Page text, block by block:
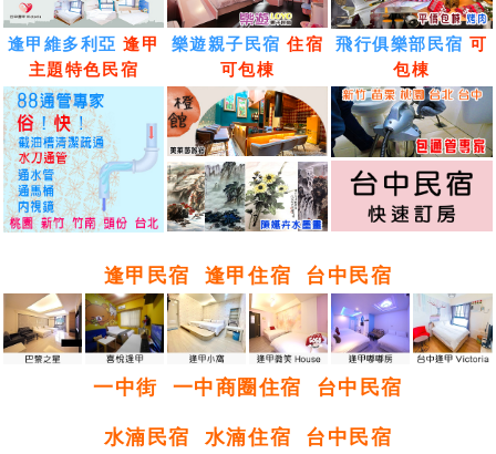
逢甲維多利亞 逢甲
主題特色民宿
樂遊親子民宿 住宿
可包棟
飛行俱樂部民宿 可
包棟
逢甲民宿 逢甲住宿 台中民宿
一中街 一中商圈住宿 台中民宿
水湳民宿 水湳住宿 台中民宿